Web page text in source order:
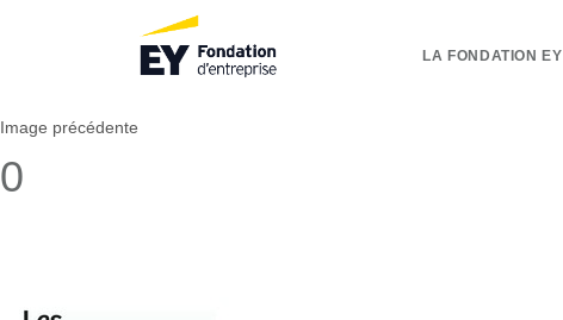
LA FONDATION EY
Image précédente
0